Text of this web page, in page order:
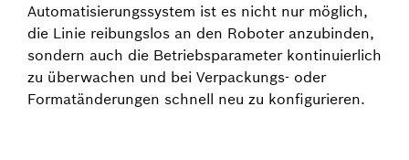
Automatisierungssystem ist es nicht nur möglich,
die Linie reibungslos an den Roboter anzubinden,
sondern auch die Betriebsparameter kontinuierlich
zu überwachen und bei Verpackungs- oder
Formatänderungen schnell neu zu konfigurieren.